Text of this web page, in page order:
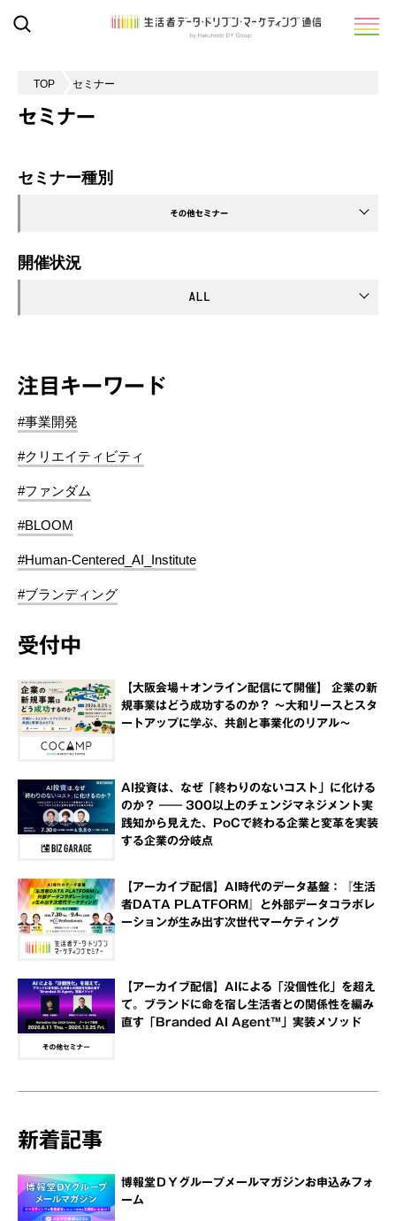
TOP セミナー
セミナー
セミナー種別
開催状況
注目キーワード
#事業開発
#クリエイティビティ
#ファンダム
#BLOOM
#Human-Centered_AI_Institute
#ブランディング
受付中
【大阪会場＋オンライン配信にて開催】 企業の新
規事業はどう成功するのか？ ～大和リースとスタ
ートアップに学ぶ、共創と事業化のリアル～
AI投資は、なぜ「終わりのないコスト」に化ける
のか？ ―― 300以上のチェンジマネジメント実
践知から見えた、PoCで終わる企業と変革を実装
する企業の分岐点
【アーカイブ配信】AI時代のデータ基盤：『生活
者DATA PLATFORM』と外部データコラボレ
ーションが生み出す次世代マーケティング
【アーカイブ配信】AIによる「没個性化」を超え
て。ブランドに命を宿し生活者との関係性を編み
直す「Branded AI Agent™」実装メソッド
新着記事
博報堂ＤＹグループメールマガジンお申込みフォ
ーム